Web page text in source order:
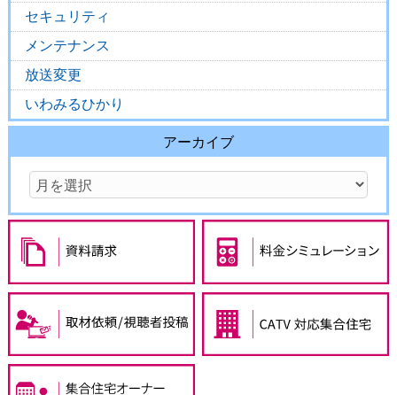
セキュリティ
メンテナンス
放送変更
いわみるひかり
アーカイブ